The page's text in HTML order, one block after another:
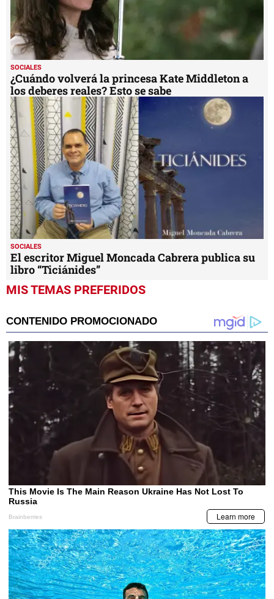
SOCIALES
¿Cuándo volverá la princesa Kate Middleton a
los deberes reales? Esto se sabe
SOCIALES
El escritor Miguel Moncada Cabrera publica su
libro “Ticiánides”
MIS TEMAS PREFERIDOS